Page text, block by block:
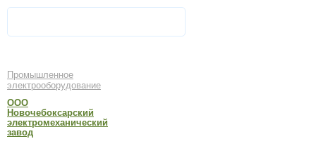
Промышленное
электрооборудование
ООО
Новочебоксарский
электромеханический
завод